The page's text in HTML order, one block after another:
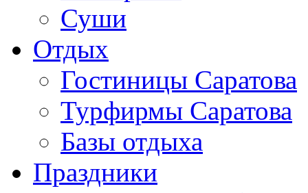
Суши
Отдых
Гостиницы Саратова
Турфирмы Саратова
Базы отдыха
Праздники